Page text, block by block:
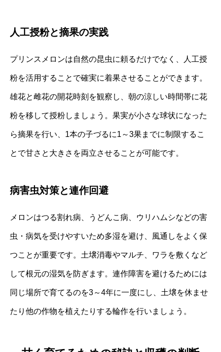
人工授粉と摘果の実践
プリンスメロンは自然の昆虫に頼るだけでなく、人工授
粉を活用することで確実に着果させることができます。
雄花と雌花の開花時刻を観察し、朝の涼しい時間帯に花
粉を移して授粉しましょう。果実が小さな球状になった
ら摘果を行い、1本の子づるに1～3果までに制限するこ
とで甘さと大きさを両立させることが可能です。
病害虫対策と連作回避
メロンはつる割れ病、うどんこ病、ウリハムシなどの害
虫・病気を受けやすいため多湿を避け、風通しをよく保
つことが重要です。土壌消毒やマルチ、ワラを敷くなど
して根元の湿気を防ぎます。連作障害を避けるためには
同じ場所で育てるのを3～4年に一度にし、土壌を休ませ
たり他の作物を植えたりする輪作を行いましょう。